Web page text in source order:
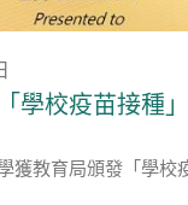
學校疫苗接種
獲教育局頒發「學校